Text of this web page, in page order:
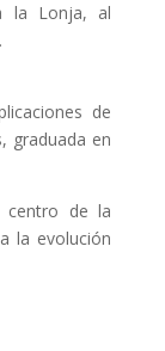
la Lonja, al
de
graduada en
centro de la
la evolución